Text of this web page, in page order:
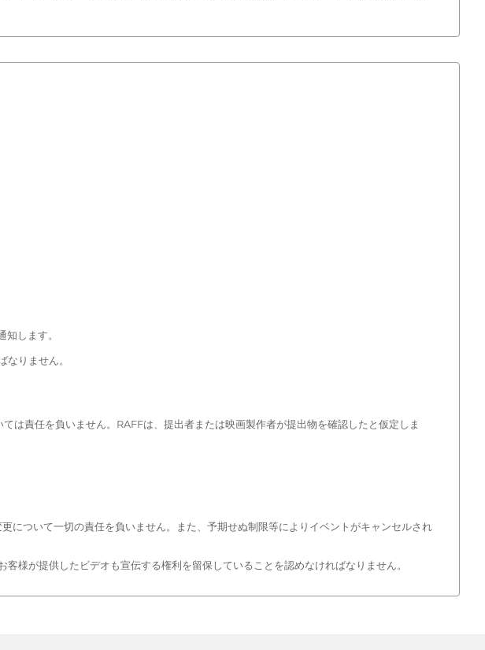
します。
りません。
は責任を負いません。RAFFは、提出者または映画製作者が提出物を確認したと仮定しま
について一切の責任を負いません。また、予期せぬ制限等によりイベントがキャンセルされ
様が提供したビデオも宣伝する権利を留保していることを認めなければなりません。